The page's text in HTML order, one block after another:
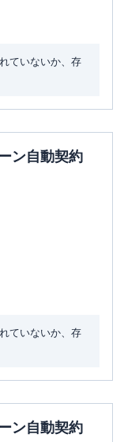
ていないか、存
ン自動契約
ていないか、存
ン自動契約